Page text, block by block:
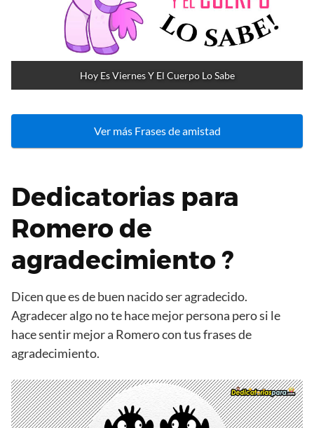
Hoy Es Viernes Y El Cuerpo Lo Sabe
Ver más Frases de amistad
Dedicatorias para
Romero de
agradecimiento ?
Dicen que es de buen nacido ser agradecido.
Agradecer algo no te hace mejor persona pero si le
hace sentir mejor a Romero con tus frases de
agradecimiento.